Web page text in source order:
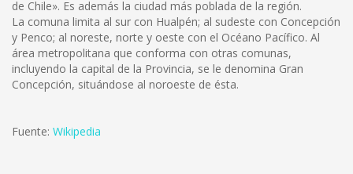
de Chile». Es además la ciudad más poblada de la región.
La comuna limita al sur con Hualpén; al sudeste con Concepción
y Penco; al noreste, norte y oeste con el Océano Pacífico. Al
área metropolitana que conforma con otras comunas,
incluyendo la capital de la Provincia, se le denomina Gran
Concepción, situándose al noroeste de ésta.
Fuente: Wikipedia